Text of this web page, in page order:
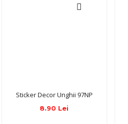
Sticker Decor Unghii 97NP
8.90 Lei